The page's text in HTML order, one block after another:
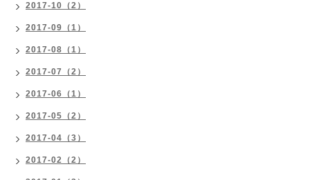
2017-10（2）
2017-09（1）
2017-08（1）
2017-07（2）
2017-06（1）
2017-05（2）
2017-04（3）
2017-02（2）